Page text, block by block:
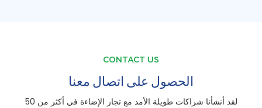
CONTACT US
الحصول على اتصال معنا
لقد أنشأنا شراكات طويلة الأمد مع تجار الإضاءة في أكثر من 50